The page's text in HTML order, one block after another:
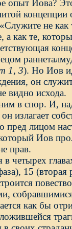
опыт Иова?
концепции
не
а как те,
1, 3). Но Иов
он
видно исхода.
в спор. И,
излагает
пред лицом
Иов
прав.
в четырех
15 (вторая
как бы